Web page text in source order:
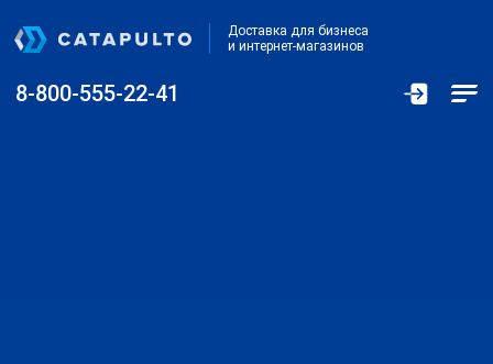
Доставка для бизнеса
и интернет-магазинов
8-800-555-22-41